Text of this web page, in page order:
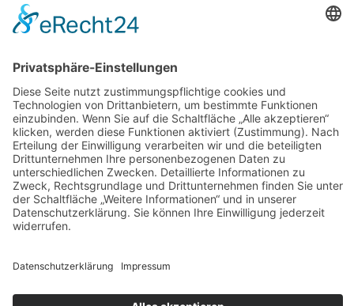
Datenschutz
AGB
Widerrufsbelehrung
Bankdaten
© 2026 Tietge GmbH, Wilhelmstraße 31, 77654 Offenburg – Alle Rechte